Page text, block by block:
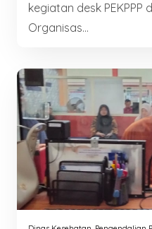
kegiatan desk
Organisas...